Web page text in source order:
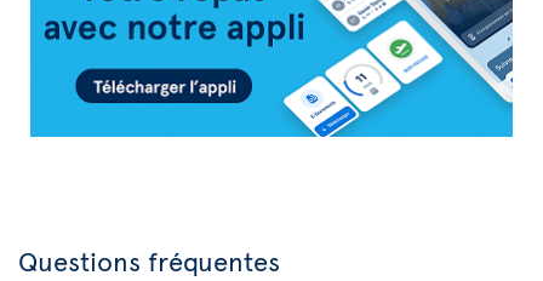
Questions fréquentes